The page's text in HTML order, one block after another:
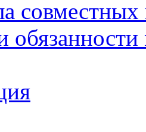
совместных